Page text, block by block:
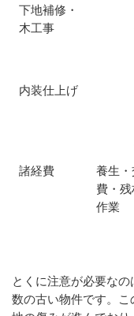
下地補修・
木工事
内装仕上げ
諸経費
養生
費・
作業
とくに注意が必要な
数の古い物件です。